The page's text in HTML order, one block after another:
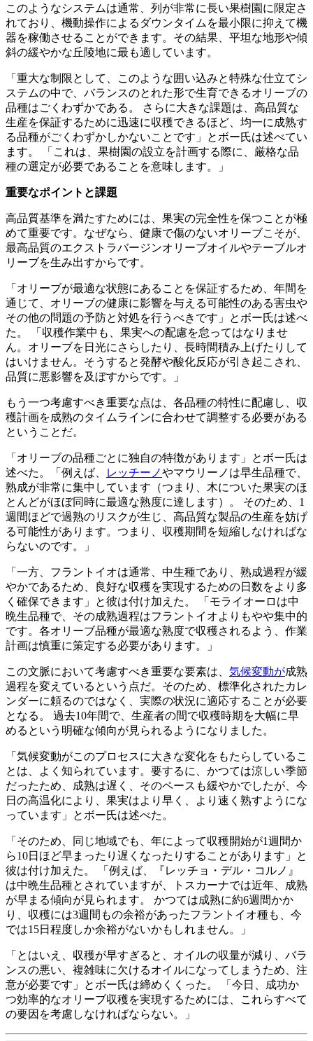
このようなシステムは通常、列が非常に長い果樹園に限定さ
れており、機動操作によるダウンタイムを最小限に抑えて機
器を稼働させることができます。その結果、平坦な地形や傾
斜の緩やかな丘陵地に最も適しています。
「 重大な制限として、このような囲い込みと特殊な仕立てシ
ステムの中で、バランスのとれた形で生育できるオリーブの
品種はごくわずかである。 さらに大きな課題は、高品質な
生産を保証するために迅速に収穫できるほど、均一に成熟す
る品種がごくわずかしかないことです」とボー氏は述べてい
ます。
「これは、果樹園の設立を計画する際に、厳格な品
種の選定が必要であることを意味します。」
重要なポイントと課題
高品質基準を満たすためには、果実の完全性を保つことが極
めて重要です。なぜなら、健康で傷のないオリーブこそが、
最高品質のエクストラバージンオリーブオイルやテーブルオ
リーブを生み出すからです。
「 オリーブが最適な状態にあることを保証するため、年間を
通じて、オリーブの健康に影響を与える可能性のある害虫や
その他の問題の予防と対処を行うべきです」とボー氏は述べ
た。
「収穫作業中も、果実への配慮を怠ってはなりませ
ん。オリーブを日光にさらしたり、長時間積み上げたりして
はいけません。そうすると発酵や酸化反応が引き起こされ、
品質に悪影響を及ぼすからです。」
もう一つ考慮すべき重要な点は、各品種の特性に配慮し、収
穫計画を成熟のタイムラインに合わせて調整する必要がある
ということだ。
「オリーブの品種ごとに独自の特徴があります」とボー氏は
述べた。「例えば、
レッチーノやマウリーノは早生品種で、
熟成が非常に集中しています（つまり、木についた果実のほ
とんどがほぼ同時に最適な熟度に達します）。 そのため、1
週間ほどで過熟のリスクが生じ、高品質な製品の生産を妨げ
る可能性があります。つまり、収穫期間を短縮しなければな
らないのです。」
「 一方、フラントイオは通常、中生種であり、熟成過程が緩
やかであるため、良好な収穫を実現するための日数をより多
く確保できます」と彼は付け加えた。
「モライオーロは中
晩生品種で、その成熟過程はフラントイオよりもやや集中的
です。各オリーブ品種が最適な熟度で収穫されるよう、作業
計画は慎重に策定する必要があります。」
この文脈において考慮すべき重要な要素は、 気候変動が成熟
過程を変えているという点だ。そのため、標準化されたカレ
ンダーに頼るのではなく、実際の状況に適応することが必要
となる。 過去10年間で、生産者の間で収穫時期を大幅に早
めるという明確な傾向が見られるようになりました。
「 気候変動がこのプロセスに大きな変化をもたらしているこ
とは、よく知られています。要するに、かつては涼しい季節
だったため、成熟は遅く、そのペースも緩やかでしたが、今
日の高温化により、果実はより早く、より速く熟すようにな
っています」とボー氏は述べた。
「そのため、同じ地域でも、年によって収穫開始が1週間か
ら10日ほど早まったり遅くなったりすることがあります」と
彼は付け加えた。
「例えば、『レッチョ・デル・コルノ』
は中晩生品種とされていますが、トスカーナでは近年、成熟
が早まる傾向が見られます。 かつては成熟に約6週間かか
り、収穫には3週間もの余裕があったフラントイオ種も、今
では15日程度しか余裕がないかもしれません。」
「 とはいえ、収穫が早すぎると、オイルの収量が減り、バラ
ンスの悪い、複雑味に欠けるオイルになってしまうため、注
意が必要です」とボー氏は締めくくった。
「今日、成功か
つ効率的なオリーブ収穫を実現するためには、これらすべて
の要因を考慮しなければならない。」